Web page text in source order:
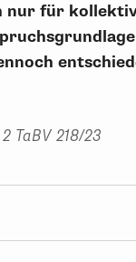
nur für
TaBV 218/23